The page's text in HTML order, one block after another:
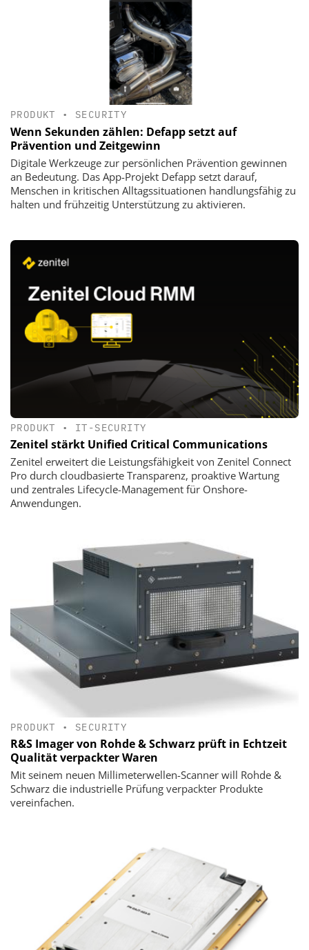
PRODUKT • SECURITY
Wenn Sekunden zählen: Defapp setzt auf
Prävention und Zeitgewinn
Digitale Werkzeuge zur persönlichen Prävention gewinnen
an Bedeutung. Das App-Projekt Defapp setzt darauf,
Menschen in kritischen Alltagssituationen handlungsfähig zu
halten und frühzeitig Unterstützung zu aktivieren.
PRODUKT • IT-SECURITY
Zenitel stärkt Unified Critical Communications
Zenitel erweitert die Leistungsfähigkeit von Zenitel Connect
Pro durch cloudbasierte Transparenz, proaktive Wartung
und zentrales Lifecycle-Management für Onshore-
Anwendungen.
PRODUKT • SECURITY
R&S Imager von Rohde & Schwarz prüft in Echtzeit
Qualität verpackter Waren
Mit seinem neuen Millimeterwellen-Scanner will Rohde &
Schwarz die industrielle Prüfung verpackter Produkte
vereinfachen.